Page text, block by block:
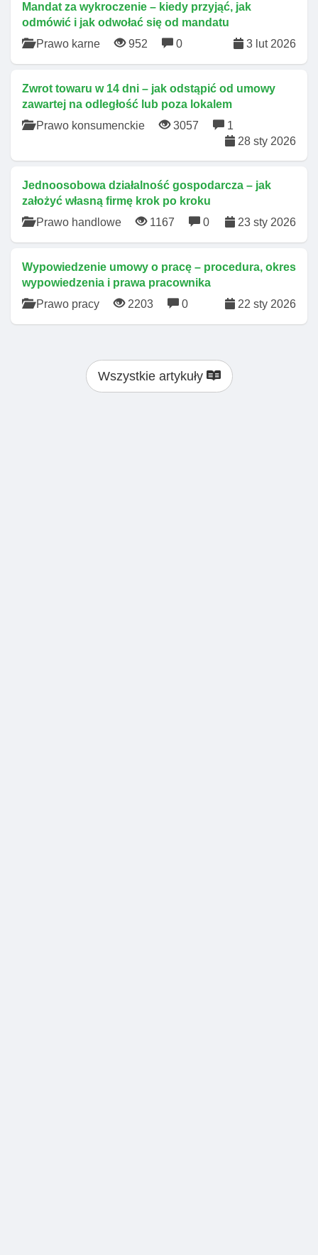
Mandat za wykroczenie – kiedy przyjąć, jak
odmówić i jak odwołać się od mandatu
Prawo karne
952 0 3 lut 2026
Zwrot towaru w 14 dni – jak odstąpić od umowy
zawartej na odległość lub poza lokalem
Prawo konsumenckie
3057
1
28 sty 2026
Jednoosobowa działalność gospodarcza – jak
założyć własną firmę krok po kroku
Prawo handlowe
1167 0 23 sty 2026
Wypowiedzenie umowy o pracę – procedura, okres
wypowiedzenia i prawa pracownika
Prawo pracy
2203 0 22 sty 2026
Wszystkie artykuły